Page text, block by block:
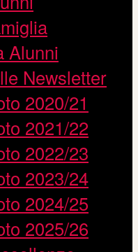
Alunni
Newsletter
2020/21
2021/22
2022/23
2023/24
2024/25
2025/26